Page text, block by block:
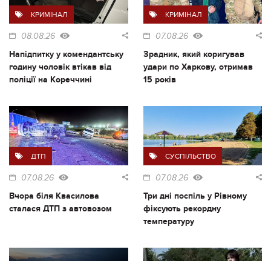
КРИМІНАЛ
08.08.26
Напідпитку у комендантську
годину чоловік втікав від
поліції на Кореччині
КРИМІНАЛ
07.08.26
Зрадник, який коригував
удари по Харкову, отримав
15 років
ДТП
07.08.26
Вчора біля Квасилова
сталася ДТП з автовозом
СУСПІЛЬСТВО
07.08.26
Три дні поспіль у Рівному
фіксують рекордну
температуру